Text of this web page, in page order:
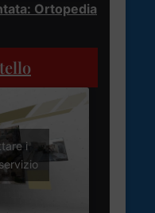
Ortopedia
i